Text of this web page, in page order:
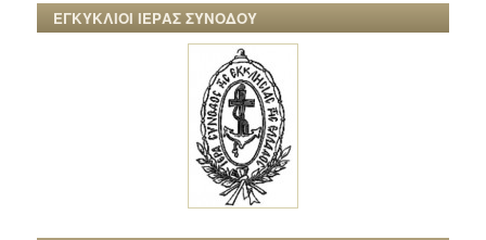
ΕΓΚΥΚΛΙΟΙ ΙΕΡΑΣ ΣΥΝΟΔΟΥ